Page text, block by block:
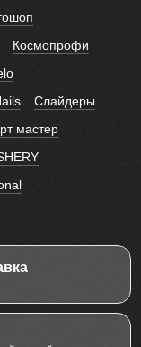
Космопрофи
Слайдеры
мастер